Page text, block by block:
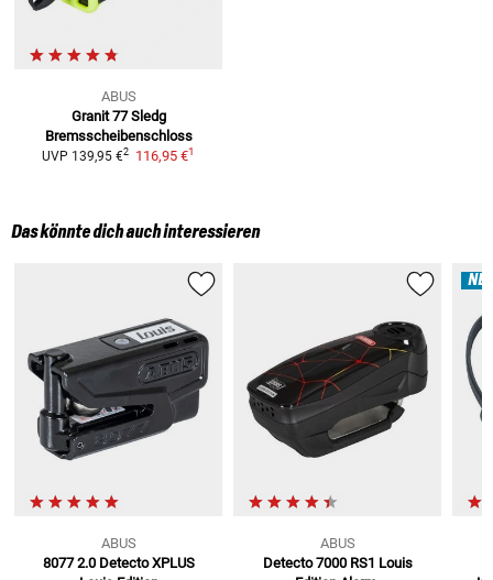
ABUS
Granit 77 Sledg
Bremsscheibenschloss
UVP 139,95 €2 116,95 €1
Das könnte dich auch interessieren
ABUS
8077 2.0 Detecto XPLUS
ABUS
Detecto 7000 RS1 Louis